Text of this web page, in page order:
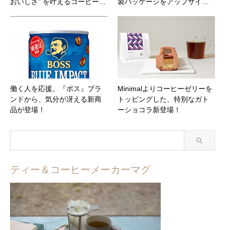
働く人を応援。『ボス』ブラ
ンドから、気分が冴える新商
品が登場！
Minimalよりコーヒーゼリーを
トッピングした、特別なガト
ーショコラ新登場！
ティー＆コーヒーメーカーマグ